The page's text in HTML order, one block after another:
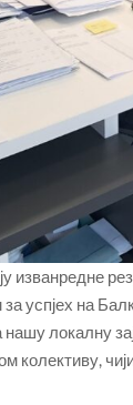
изванредне
успјех на
локалну
колективу,